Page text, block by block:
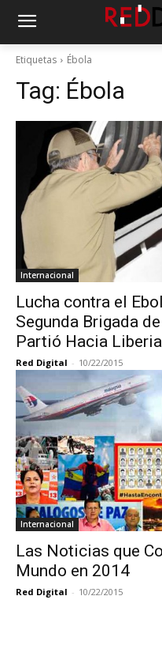
Etiquetas Ébola
Tag: Ébola
Internacional
Lucha contra el
Segunda Brigada
Partió Hacia
Red Digital - 10/22/2015
Internacional
Las Noticias que
Mundo en 2014
Red Digital - 10/22/2015